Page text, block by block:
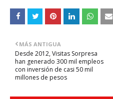
MÁS ANTIGUA
Desde 2012, Visitas Sorpresa
han generado 300 mil empleos
con inversión de casi 50 mil
millones de pesos